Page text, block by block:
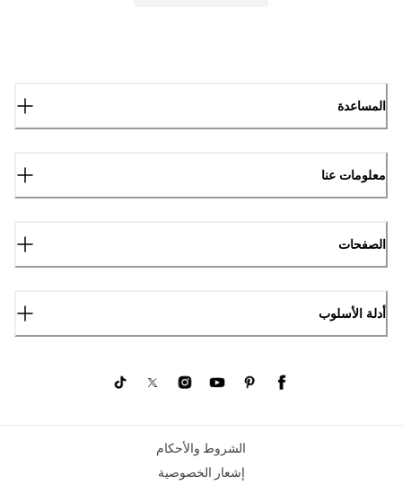
المساعدة
معلومات عنا
الصفحات
أدلة الأسلوب
الشروط والأحكام
إشعار الخصوصية